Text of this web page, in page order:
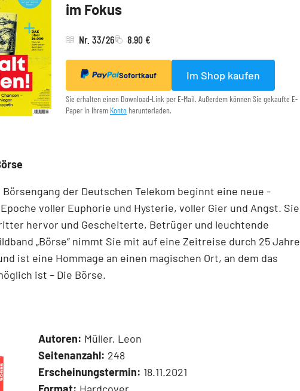
im Fokus
Nr. 33/26 8,90 €
Sofortkauf Im Shop kaufen
Sie erhalten einen Download-Link per E-Mail. Außerdem können Sie gekaufte E-
Paper in Ihrem Konto herunterladen.
­Börsen­­gang der Deutschen Telekom ­beginnt eine neue
voller ­Euphorie und Hysterie, ­voller Gier und Angst. Sie
­hervor und ­Gescheiterte, ­Betrüger und leuchtende
­„Börse“ nimmt Sie mit auf eine Zeit­reise durch 25 Jahre
ist eine Hommage an ­einen ­magischen Ort, an dem das
ist – Die Börse.
Autoren: Müller, Leon
Seitenanzahl: 248
Erscheinungstermin: 18.11.2021